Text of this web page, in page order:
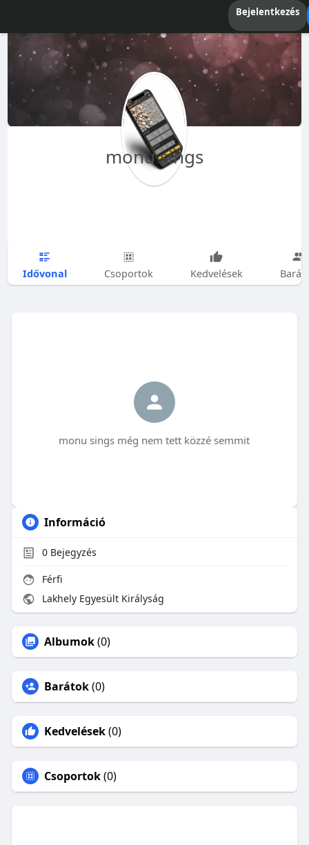
Bejelentkezés
monu sings
Idővonal Csoportok Kedvelések
monu sings még nem tett közzé semmit
Információ
0Bejegyzés
Férfi
Lakhely Egyesült Királyság
Albumok(0)
Barátok(0)
Kedvelések(0)
Csoportok(0)